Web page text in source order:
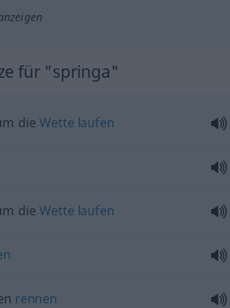
für "springa"
dieWette laufen
dieWette laufen
rennen